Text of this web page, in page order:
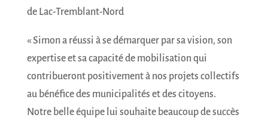
de Lac-Tremblant-Nord
« Simon a réussi à se démarquer par sa vision, son
expertise et sa capacité de mobilisation qui
contribueront positivement à nos projets collectifs
au bénéfice des municipalités et des citoyens.
Notre belle équipe lui souhaite beaucoup de succès